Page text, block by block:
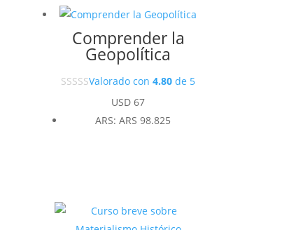
Comprender la
Geopolítica
Valorado con4.80 de 5
USD 67
ARS:ARS 98.825